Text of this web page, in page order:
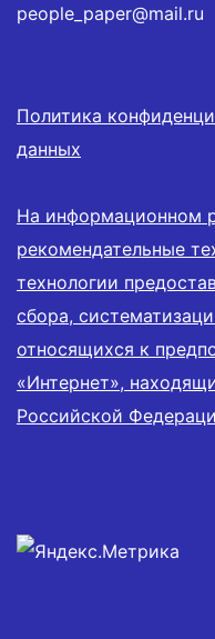
people_paper@mail.ru
Политика
данных
На информационном
рекомендательные
технологии
сбора,
относящихся к
«Интернет»,
Российской